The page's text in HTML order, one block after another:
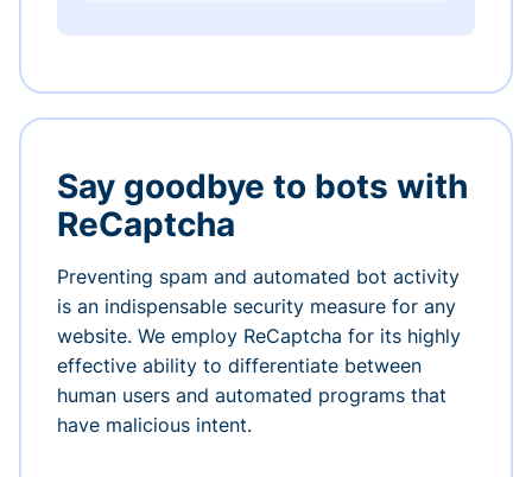
Say goodbye to bots with
ReCaptcha
Preventing spam and automated bot activity
is an indispensable security measure for any
website. We employ ReCaptcha for its highly
effective ability to differentiate between
human users and automated programs that
have malicious intent.